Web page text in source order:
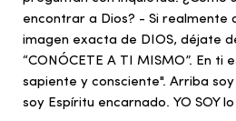
encontrar a Dios? - Si realmente
imagen exacta de DIOS, déjate
“CONÓCETE A TI MISMO”. En ti
sapiente y consciente". Arriba
soy Espíritu encarnado. YO SOY